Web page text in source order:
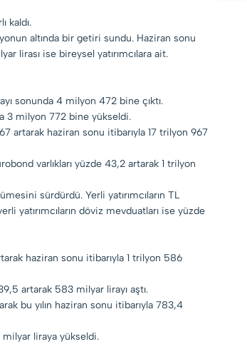
kaldı.
altında bir getiri sundu. Haziran sonu
lirası ise bireysel yatırımcılara ait.
sonunda 4 milyon 472 bine çıktı.
3 milyon 772 bine yükseldi.
artarak haziran sonu itibarıyla 17 trilyon 967
varlıkları yüzde 43,2 artarak 1 trilyon
sürdürdü. Yerli yatırımcıların TL
yatırımcıların döviz mevduatları ise yüzde
haziran sonu itibarıyla 1 trilyon 586
artarak 583 milyar lirayı aştı.
bu yılın haziran sonu itibarıyla 783,4
milyar liraya yükseldi.